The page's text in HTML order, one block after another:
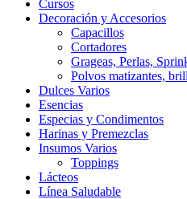
Cursos
Decoración y Accesorios
Capacillos
Cortadores
Grageas, Perlas,
Polvos matizantes,
Dulces Varios
Esencias
Especias y Condimentos
Harinas y Premezclas
Insumos Varios
Toppings
Lácteos
Línea Saludable